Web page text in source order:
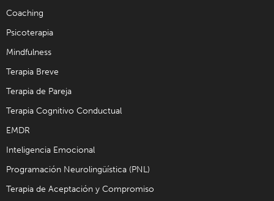
Coaching
Psicoterapia
Mindfulness
Terapia Breve
Terapia de Pareja
Terapia Cognitivo Conductual
EMDR
Inteligencia Emocional
Programación Neurolingüística (PNL)
Terapia de Aceptación y Compromiso